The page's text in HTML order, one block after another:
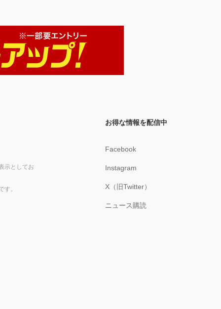
示としてお
。
お得な情報を配信中
Facebook
Instagram
X（旧Twitter）
ニュース購読